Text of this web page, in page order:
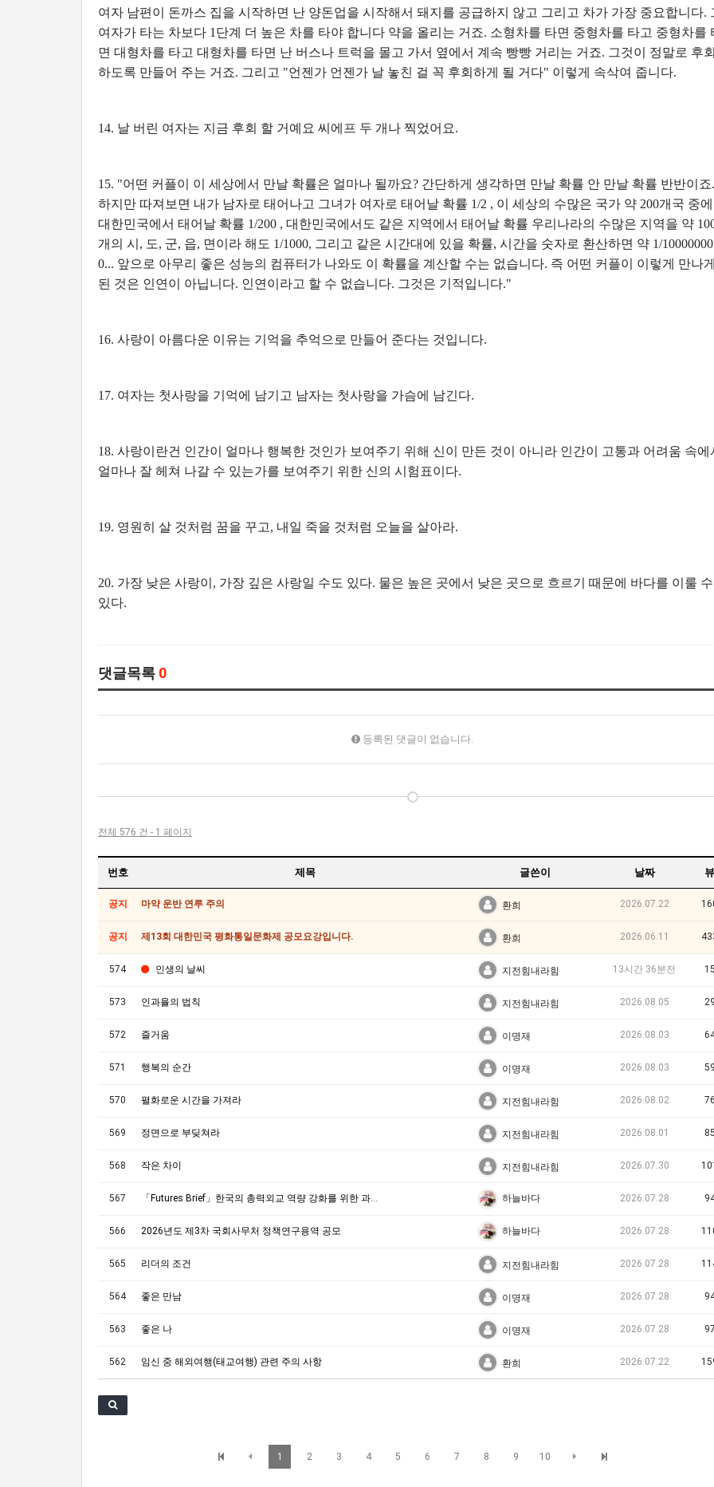
여자 남편이 돈까스 집을 시작하면 난 양돈업을 시작해서 돼지를 공급하지 않고 그리고 차가 가장 중요합니다.
여자가 타는 차보다 1단계 더 높은 차를 타야 합니다 약을 올리는 거죠. 소형차를 타면 중형차를 타고 중형차를
면 대형차를 타고 대형차를 타면 난 버스나 트럭을 몰고 가서 옆에서 계속 빵빵 거리는 거죠. 그것이 정말로 후
하도록 만들어 주는 거죠. 그리고 "언젠가 언젠가 날 놓친 걸 꼭 후회하게 될 거다" 이렇게 속삭여 줍니다.
14. 날 버린 여자는 지금 후회 할 거예요 씨에프 두 개나 찍었어요.
15. "어떤 커플이 이 세상에서 만날 확률은 얼마나 될까요? 간단하게 생각하면 만날 확률 안 만날 확률 반반이죠.
하지만 따져보면 내가 남자로 태어나고 그녀가 여자로 태어날 확률 1/2 , 이 세상의 수많은 국가 약 200개국 중에
대한민국에서 태어날 확률 1/200 , 대한민국에서도 같은 지역에서 태어날 확률 우리나라의 수많은 지역을 약
개의 시, 도, 군, 읍, 면이라 해도 1/1000, 그리고 같은 시간대에 있을 확률, 시간을 숫자로 환산하면 약 1/10000000
0... 앞으로 아무리 좋은 성능의 컴퓨터가 나와도 이 확률을 계산할 수는 없습니다. 즉 어떤 커플이 이렇게 만나
된 것은 인연이 아닙니다. 인연이라고 할 수 없습니다. 그것은 기적입니다."
16. 사랑이 아름다운 이유는 기억을 추억으로 만들어 준다는 것입니다.
17. 여자는 첫사랑을 기억에 남기고 남자는 첫사랑을 가슴에 남긴다.
18. 사랑이란건 인간이 얼마나 행복한 것인가 보여주기 위해 신이 만든 것이 아니라 인간이 고통과 어려움 속에
얼마나 잘 헤쳐 나갈 수 있는가를 보여주기 위한 신의 시험표이다.
19. 영원히 살 것처럼 꿈을 꾸고, 내일 죽을 것처럼 오늘을 살아라.
20. 가장 낮은 사랑이, 가장 깊은 사랑일 수도 있다. 물은 높은 곳에서 낮은 곳으로 흐르기 때문에 바다를 이룰 수
있다.
댓글목록 0
등록된 댓글이 없습니다.
전체 576 건 - 1 페이지
번호 제목 글쓴이 날짜 뷰
공지 마약 운반 연루 주의 환희 2026.07.22
공지 제13회 대한민국 평화통일문화제 공모요강입니다. 환희 2026.06.11
574 인생의 날씨 지전힘내라힘 13시간 36분전
573 인과율의 법칙 지전힘내라힘 2026.08.05
572 즐거움 이명재 2026.08.03
571 행복의 순간 이명재 2026.08.03
570 펼화로운 시간을 가져라 지전힘내라힘 2026.08.02
569 정면으로 부딪쳐라 지전힘내라힘 2026.08.01
568 작은 차이 지전힘내라힘 2026.07.30
567 「Futures Brief」한국의 총력외교 역량 강화를 위한 과제와 국회의 역할 <제26-5호> 하늘바다 2026.07.28
566 2026년도 제3차 국회사무처 정책연구용역 공모 하늘바다 2026.07.28
565 리더의 조건 지전힘내라힘 2026.07.28
564 좋은 만남 이명재 2026.07.28
563 좋은 나 이명재 2026.07.28
562 임신 중 해외여행(태교여행) 관련 주의 사항 환희 2026.07.22
1 2 3 4 5 6 7 8 9 10